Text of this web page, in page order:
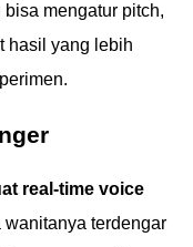
mengatur pitch,
hasil yang lebih
real-time voice
terdengar